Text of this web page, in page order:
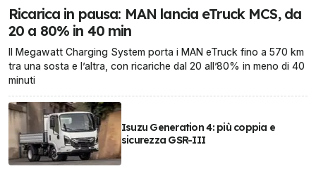
Ricarica in pausa: MAN lancia eTruck MCS, da
20 a 80% in 40 min
Il Megawatt Charging System porta i MAN eTruck fino a 570 km
tra una sosta e l’altra, con ricariche dal 20 all’80% in meno di 40
minuti
Isuzu Generation 4: più coppia e
sicurezza GSR-III